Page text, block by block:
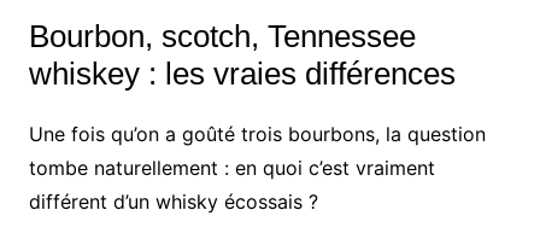
Bourbon, scotch, Tennessee
whiskey : les vraies différences
Une fois qu’on a goûté trois bourbons, la question
tombe naturellement : en quoi c’est vraiment
différent d’un whisky écossais ?